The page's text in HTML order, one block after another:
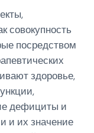
совокупность
посредством
здоровье,
дефициты и
и их значение